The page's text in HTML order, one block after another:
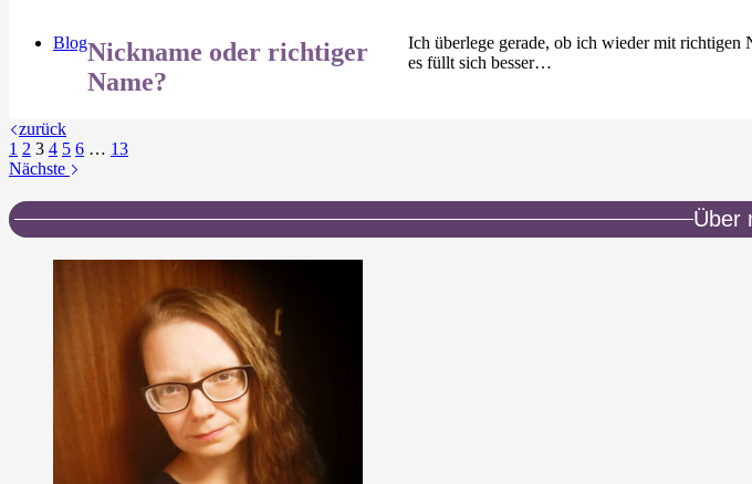
BlogNickname oder richtiger
Name?
Ich überlege gerade, ob ich wieder mit richtigen
es füllt sich besser…
zurück
1 2 3 4 5 6 … 13
Nächste
Über